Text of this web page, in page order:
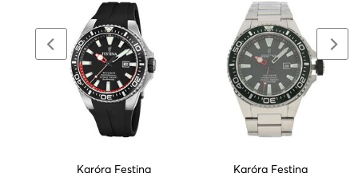
Karóra Festina Karóra Festina